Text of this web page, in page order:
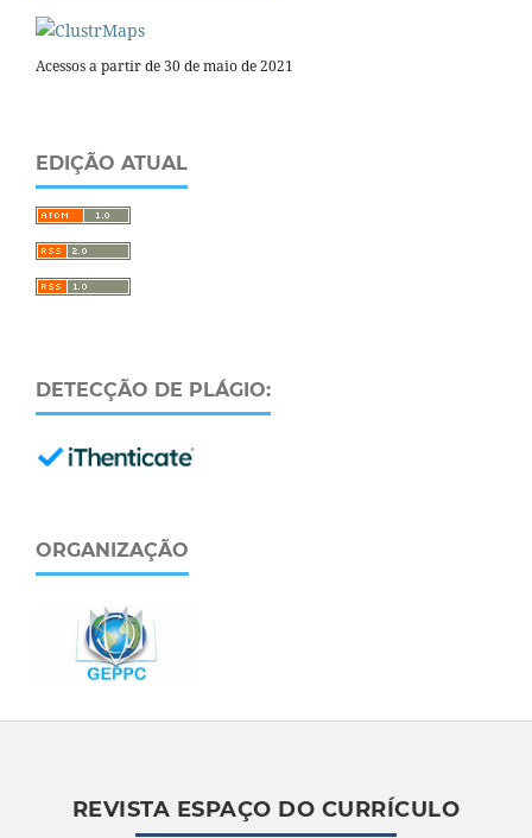
Acessos a partir de 30 de maio de 2021
EDIÇÃO ATUAL
DETECÇÃO DE PLÁGIO:
ORGANIZAÇÃO
REVISTA ESPAÇO DO CURRÍCULO